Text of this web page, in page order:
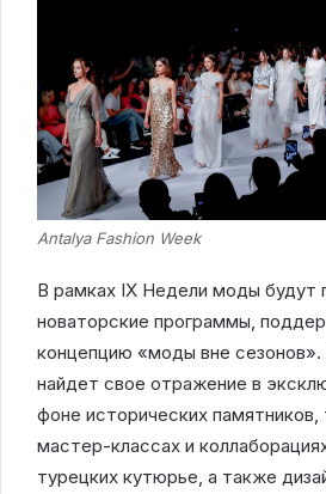
Antalya Fashion Week
В рамках IX Недели моды будут
новаторские программы,
концепцию «моды вне сезонов».
найдет свое отражение в
фоне исторических памятников,
мастер-классах и
турецких кутюрье, а также